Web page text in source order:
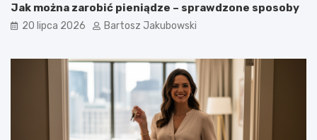
Jak można zarobić pieniądze – sprawdzone sposoby
20 lipca 2026 Bartosz Jakubowski